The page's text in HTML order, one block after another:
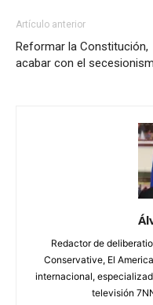
Artículo anterior
Reformar la Constitución,
acabar con el
Redactor de
Conservative, El
internacional,
televisión